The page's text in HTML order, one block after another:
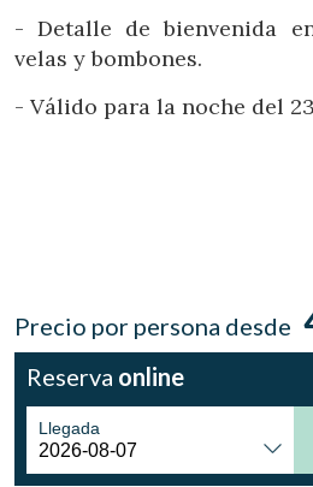
CA
- Detalle de bienvenida
velas y bombones.
- Válido para la noche del
Precio por persona desde
Reserva online
Llegada